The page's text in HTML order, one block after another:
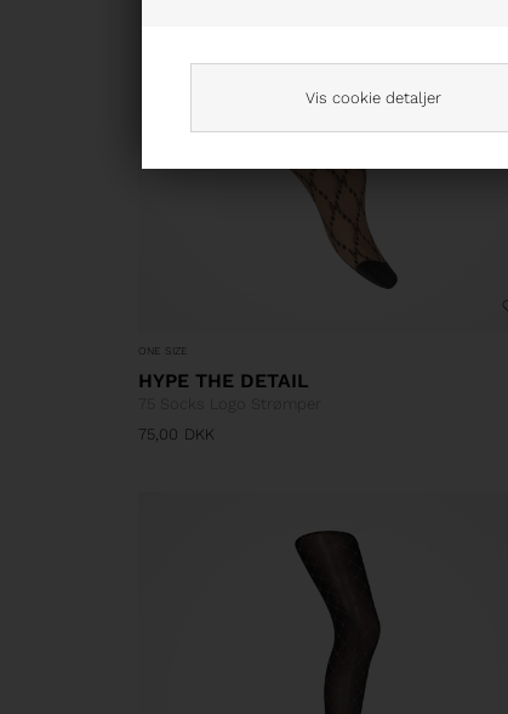
Vis cookie detaljer
ONE SIZE
HYPE THE DETAIL
75 Socks Logo Strømper
75,00 DKK